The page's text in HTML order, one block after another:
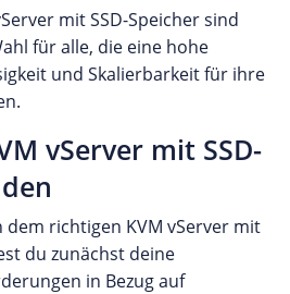
mit SSD-Speicher sind
für alle, die eine hohe
und Skalierbarkeit für ihre
vServer mit SSD-
dem richtigen KVM vServer mit
du zunächst deine
in Bezug auf